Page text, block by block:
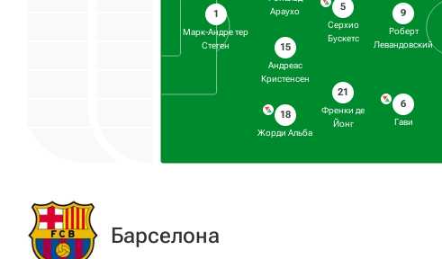
1
Марк-Андре тер
Стеген
Араухо
15
Андреас
Кристенсен
18
Жорди Альба
5
Серхио
Бускетс
21
Френки де
Йонг
9
Роберт
Левандовский
6
Гави
Барселона